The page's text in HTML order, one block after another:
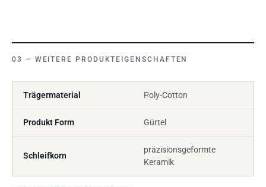
WEITERE PRODUKTEIGENSCHAFTEN
Trägermaterial Poly-Cotton
Produkt Form Gürtel
Schleifkorn
präzisionsgeformte
Keramik